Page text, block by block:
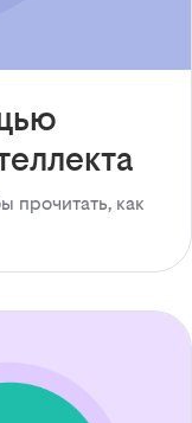
прочитать, как